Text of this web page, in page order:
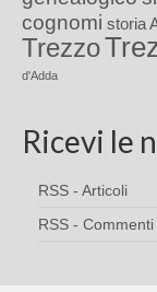
cognomi storia
Trezzo
d'Adda
Ricevi le
RSS - Articoli
RSS - Commenti